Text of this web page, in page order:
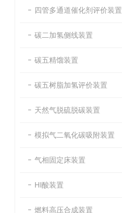
四管多通道催化剂评价装置
碳二加氢侧线装置
碳五精馏装置
碳五树脂加氢评价装置
天然气脱硫脱碳装置
模拟气二氧化碳吸附装置
气相固定床装置
HI酸装置
燃料高压合成装置